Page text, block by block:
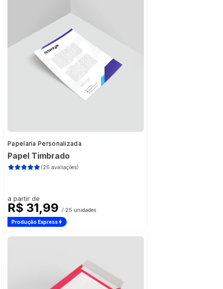
Papelaria Personalizada
Papel Timbrado
(26 avaliações)
a partir de
R$ 31,99 / 25 unidades
Produção Express